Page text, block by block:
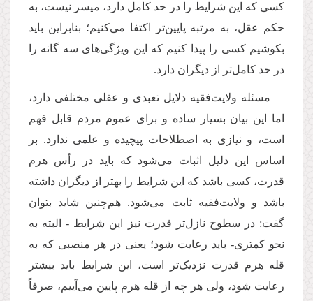
کسی که این شرایط را در حد کامل دارد، میسر نیست،‌ به
حکم عقل، به مرتبه پایین‌تر اکتفا می‌کنیم؛ بنابراین باید
بکوشیم کسی را پیدا کنیم که این ویژگی‌های سه گانه را
در حد کامل‌تر از دیگران دارد.
مسئله ولایت‌فقیه دلایل تعبدی و عقلی مختلفی دارد،
‌اما این بیان بسیار ساده و برای عموم مردم قابل فهم
است، و نیازی به اصطلاحات پیچیده و علمی ندارد. بر
اساس این دلیل اثبات می‌شود که باید در رأس هرم
قدرت، کسی باشد که این شرایط را بهتر از دیگران داشته
باشد و ولایت‌فقیه ثابت می‌شود. هم‌چنین شاید بتوان
گفت: در سطوح نازل‌تر قدرت نیز این شرایط - البته به
نحو کمتری- باید رعایت شود؛ یعنی در هر منصبی که به
قله هرم قدرت نزدیک‌تر است، این شرایط باید بیشتر
رعایت شود، ولی هر چه از قله هرم پایین می‌آییم،‌ صرفاً